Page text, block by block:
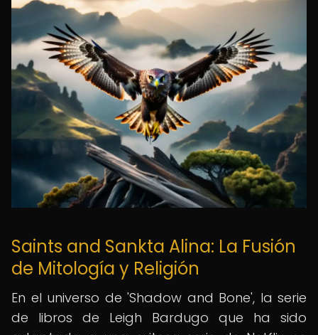
Saints and Sankta Alina: La Fusión
de Mitología y Religión
En el universo de 'Shadow and Bone', la serie
de libros de Leigh Bardugo que ha sido